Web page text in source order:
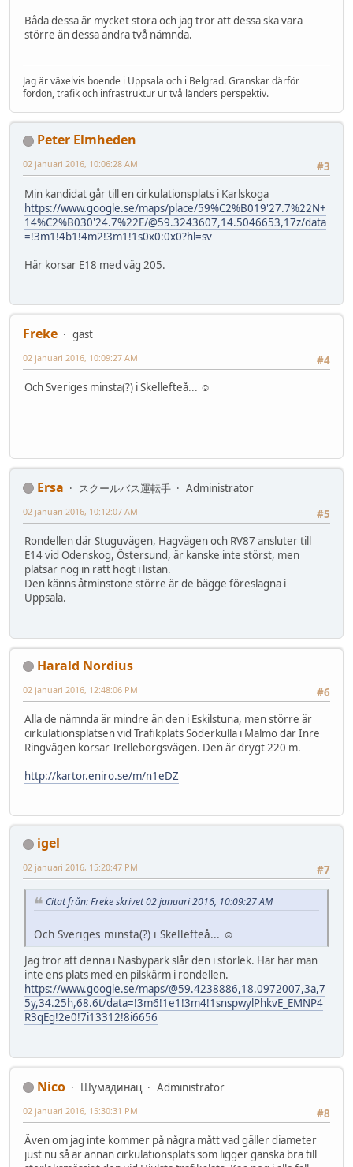
Båda dessa är mycket stora och jag tror att dessa ska vara
större än dessa andra två nämnda.
Jag är växelvis boende i Uppsala och i Belgrad. Granskar därför
fordon, trafik och infrastruktur ur två länders perspektiv.
Peter Elmheden
#3
02 januari 2016, 10:06:28 AM
Min kandidat går till en cirkulationsplats i Karlskoga
https://www.google.se/maps/place/59%C2%B019'27.7%22N+
14%C2%B030'24.7%22E/@59.3243607,14.5046653,17z/data
=!3m1!4b1!4m2!3m1!1s0x0:0x0?hl=sv
Här korsar E18 med väg 205.
Freke
gäst
#4
02 januari 2016, 10:09:27 AM
Och Sveriges minsta(?) i Skellefteå... ☺
Ersa スクールバス運転手
Administrator
#5
02 januari 2016, 10:12:07 AM
Rondellen där Stuguvägen, Hagvägen och RV87 ansluter till
E14 vid Odenskog, Östersund, är kanske inte störst, men
platsar nog in rätt högt i listan.
Den känns åtminstone större är de bägge föreslagna i
Uppsala.
Harald Nordius
#6
02 januari 2016, 12:48:06 PM
Alla de nämnda är mindre än den i Eskilstuna, men större är
cirkulationsplatsen vid Trafikplats Söderkulla i Malmö där Inre
Ringvägen korsar Trelleborgsvägen. Den är drygt 220 m.
http://kartor.eniro.se/m/n1eDZ
igel
#7
02 januari 2016, 15:20:47 PM
Citat från: Freke skrivet 02 januari 2016, 10:09:27 AM
Och Sveriges minsta(?) i Skellefteå... ☺
Jag tror att denna i Näsbypark slår den i storlek. Här har man
inte ens plats med en pilskärm i rondellen.
https://www.google.se/maps/@59.4238886,18.0972007,3a,7
5y,34.25h,68.6t/data=!3m6!1e1!3m4!1snspwylPhkvE_EMNP4
R3qEg!2e0!7i13312!8i6656
Nico Шумадинац
Administrator
#8
02 januari 2016, 15:30:31 PM
Även om jag inte kommer på några mått vad gäller diameter
just nu så är annan cirkulationsplats som ligger ganska bra till